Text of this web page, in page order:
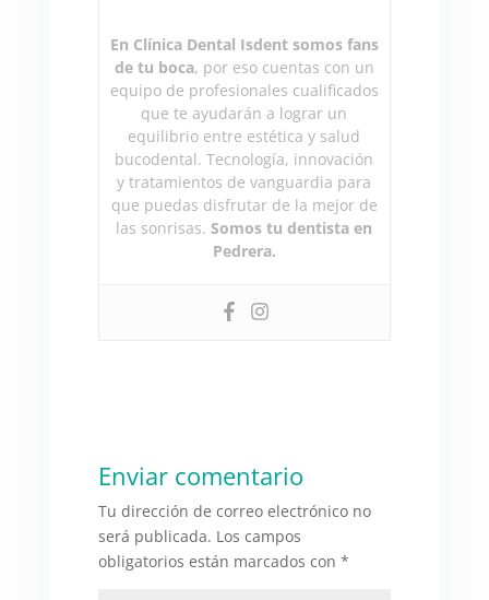
En Clínica Dental Isdent somos fans
de tu boca, por eso cuentas con un
equipo de profesionales cualificados
que te ayudarán a lograr un
equilibrio entre estética y salud
bucodental. Tecnología, innovación
y tratamientos de vanguardia para
que puedas disfrutar de la mejor de
las sonrisas.Somos tu dentista en
Pedrera.
Enviar comentario
Tu dirección de correo electrónico no
será publicada. Los campos
obligatorios están marcados con *